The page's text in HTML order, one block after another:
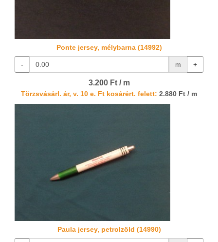
Ponte jersey, mélybarna (14992)
- m +
3.200 Ft / m
Törzsvásárl. ár, v. 10 e. Ft kosárért. felett: 2.880 Ft / m
Paula jersey, petrolzöld (14990)